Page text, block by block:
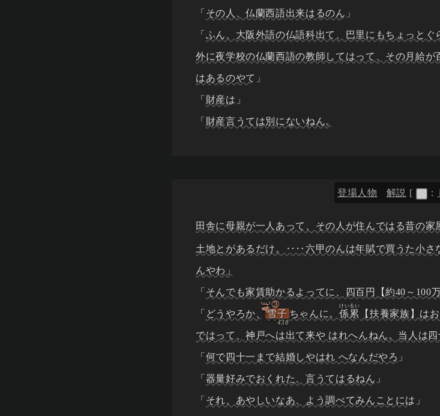
「 その人、仏蘭西語出来はるのん 」
「 ふん、大阪外語の仏語科出て、巴里にもちょっとぐ
外に夜学校の仏蘭西語の教師してはって、その月給が
はあるのやて 」
「 財産は 」
「 財産言うては別にないねん。
田舎に母親が一人あって、その人が住んではる昔の
土地とがあるだけ。‥‥六甲のんは年賦で買うた小さ
んやわ」
「 そんでも家賃助かるよってに、四百円【約40～100
「 どうやろか、雪子
③
ちゃんに。 係累
けいるい
【扶養家族】は
ではって、神戸へは出て来や はれへんねん。当人は
「 何で四十一まで結婚しやはれ へなんだやろ 」
「 器量好みでおくれた、言うてはるねん 」
「 それ、あやしいなあ、よう調べてみんことには 」
登場人物 解説 [ ：